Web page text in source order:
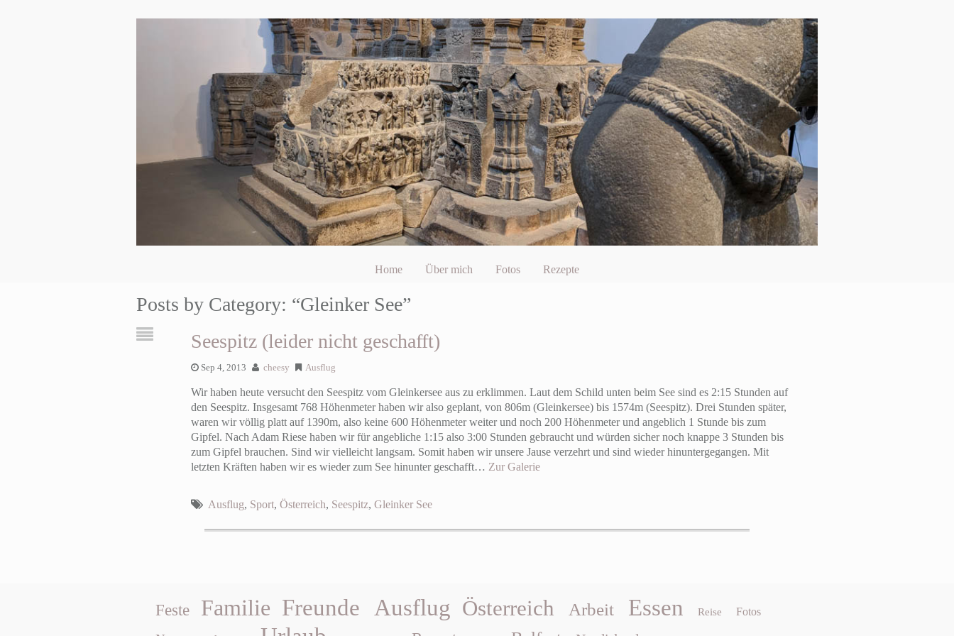
Home Über mich Fotos Rezepte
Posts by Category: “Gleinker See”
Seespitz (leider nicht geschafft)
Sep 4, 2013 cheesy Ausflug
Wir haben heute versucht den Seespitz vom Gleinkersee aus zu erklimmen. Laut dem Schild unten beim See sind es 2:15 Stunden auf
den Seespitz. Insgesamt 768 Höhenmeter haben wir also geplant, von 806m (Gleinkersee) bis 1574m (Seespitz). Drei Stunden später,
waren wir völlig platt auf 1390m, also keine 600 Höhenmeter weiter und noch 200 Höhenmeter und angeblich 1 Stunde bis zum
Gipfel. Nach Adam Riese haben wir für angebliche 1:15 also 3:00 Stunden gebraucht und würden sicher noch knappe 3 Stunden bis
zum Gipfel brauchen. Sind wir vielleicht langsam. Somit haben wir unsere Jause verzehrt und sind wieder hinuntergegangen. Mit
letzten Kräften haben wir es wieder zum See hinunter geschafft… Zur Galerie
Ausflug, Sport, Österreich, Seespitz, Gleinker See
Feste Familie Freunde Ausflug Österreich Arbeit Essen Reise Fotos